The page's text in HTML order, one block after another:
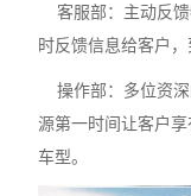
客服部：主动反馈
时反馈信息给客户
操作部：多位资深
源第一时间让客户
车型。